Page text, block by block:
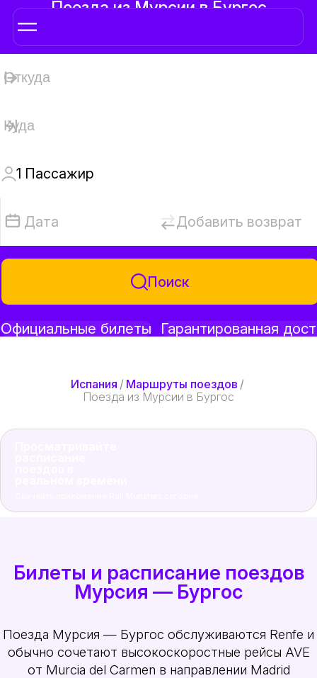
Поезда из Мурсии в Бургос
1 Пассажир
Дата Добавить возврат
Поиск
Официальные билеты Гарантированная
Испания / Маршруты поездов /
Поезда из Мурсии в Бургос
Билеты и расписание поездов
Мурсия — Бургос
Поезда Мурсия — Бургос обслуживаются Renfe и
обычно сочетают высокоскоростные рейсы AVE
от Murcia del Carmen в направлении Madrid